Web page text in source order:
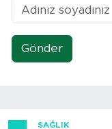
Gönder
SAĞLIK